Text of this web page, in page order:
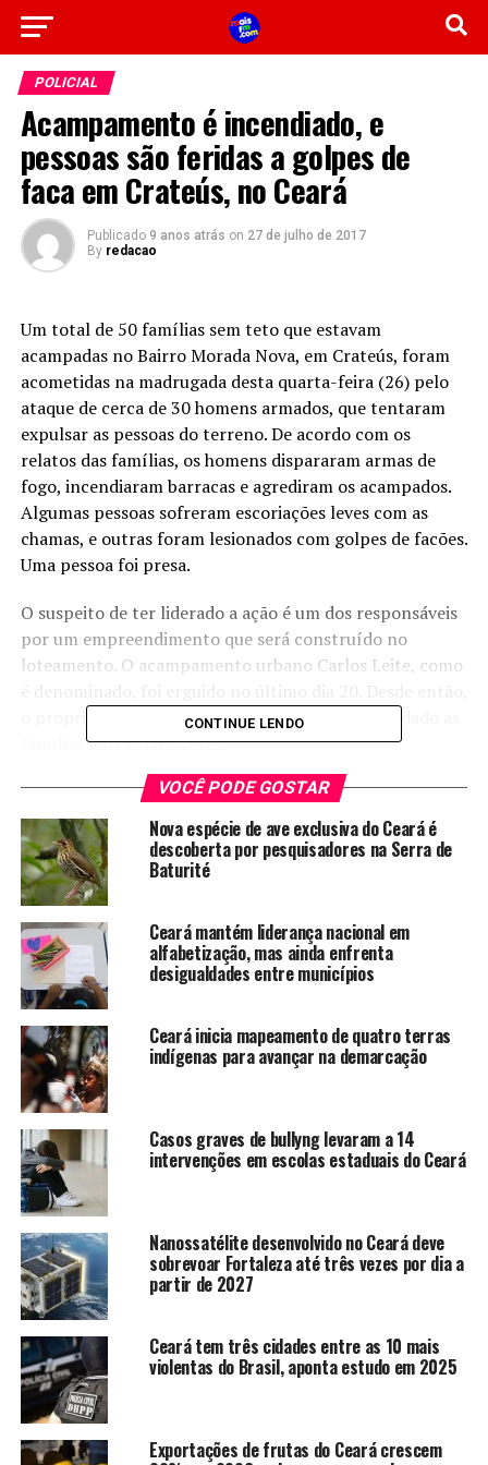
POLICIAL
Acampamento é incendiado, e
pessoas são feridas a golpes de
faca em Crateús, no Ceará
Publicado 9 anos atrás on 27 de julho de 2017
By redacao
Um total de 50 famílias sem teto que estavam
acampadas no Bairro Morada Nova, em Crateús, foram
acometidas na madrugada desta quarta-feira (26) pelo
ataque de cerca de 30 homens armados, que tentaram
expulsar as pessoas do terreno. De acordo com os
relatos das famílias, os homens dispararam armas de
fogo, incendiaram barracas e agrediram os acampados.
Algumas pessoas sofreram escoriações leves com as
chamas, e outras foram lesionados com golpes de facões.
Uma pessoa foi presa.
O suspeito de ter liderado a ação é um dos responsáveis
por um empreendimento que será construído no
loteamento. O acampamento urbano Carlos Leite, como
o proprietário do empreendimento já havia abordado as
famílias outras três vezes.
“Essa foi a quarta tentativa dele de expulsar as pessoas
do local. Desde o primeiro dia, ele veio com outros três
homens armados. Ameaçaram e foram embora. Na
primeira vez ele chegou a vir com o advogado da
empresa, que fez uma proposta que ele mesmo não
concordou. Nós ficamos na esperança que o advogado
intermediasse, mas ele preferiu agir por conta própria
com essa crueldade”, conta Marcos Eudênio Farias, da
Frente Social Cristã, órgão que auxilia os sem teto da
região.
Ainda conforme Farias, a área foi escolhida para o
acampamento por conta da região onde as famílias já
moravam. Ele coloca ainda que havia o entendimento de
que a área pertencia ao poder público e estava em
desuso.
“Por lei, todo equipamento privado precisa destinar
uma área ao poder público municipal. E essa área não
estava sendo utilizada, portanto é passível de ocupação
para moradia. Mas esse homem que representa o
empreendimento em questão alega que a terra ainda é
dele, mas não tentou nem pedir a reintegração de posse,
já partiu logo para o ataque.”
tarde desta quarta-feira (26), na Delegacia Regional de
CONTINUE LENDO
VOCÊ PODE GOSTAR
Nova espécie de ave exclusiva do Ceará é
descoberta por pesquisadores na Serra de
Baturité
Ceará mantém liderança nacional em
alfabetização, mas ainda enfrenta
desigualdades entre municípios
Ceará inicia mapeamento de quatro terras
indígenas para avançar na demarcação
Casos graves de bullyng levaram a 14
intervenções em escolas estaduais do Ceará
Nanossatélite desenvolvido no Ceará deve
sobrevoar Fortaleza até três vezes por dia a
partir de 2027
Ceará tem três cidades entre as 10 mais
violentas do Brasil, aponta estudo em 2025
Exportações de frutas do Ceará crescem